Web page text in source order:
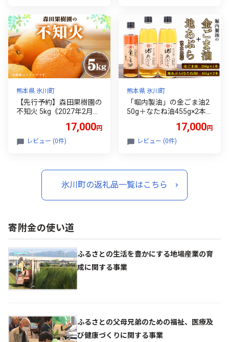
ッティングボード まな板
調理ベラ 料理 シンプル ナ
チュラル モダン シック イ
ンテリア ギフト おしゃれ
家具 st-p
熊本県 氷川町
【先行予約】森田果樹園の
不知火 5kg《2027年2月中
樹園 果物 フルーツ 柑橘 熊
本
17,000円
レビュー (0件)
熊本県 氷川町
「堀内製油」の金ごま油2
50g＋なたね油455g×2本
0日以内に出荷予定(土日祝
除く)》調味料 調理 料理
17,000円
レビュー (0件)
氷川町の返礼品一覧はこちら
寄附金の使い道
ふるさとの生活を豊かにする地場産業の育
成に関する事業
ふるさとの父母兄弟のための福祉、医療及
び健康づくりに関する事業